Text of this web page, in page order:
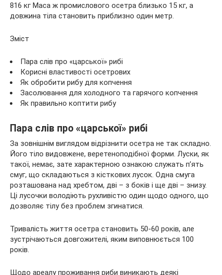
816 кг Маса ж промислового осетра близько 15 кг, а
довжина тіла становить приблизно один метр.
Зміст
Пара слів про «царської» рибі
Корисні властивості осетрових
Як обробити рибу для копчення
Засолювання для холодного та гарячого копчення
Як правильно коптити рибу
Пара слів про «царської» рибі
За зовнішнім виглядом відрізнити осетра не так складно.
Його тіло видовжене, веретеноподібної форми. Луски, як
такої, немає, зате характерною ознакою служать п’ять
смуг, що складаються з кісткових лусок. Одна смуга
розташована над хребтом, дві – з боків і ще дві – знизу.
Ці лусочки володіють рухливістю один щодо одного, що
дозволяє тілу без проблем згинатися.
Тривалість життя осетра становить 50-60 років, але
зустрічаються довгожителі, яким виповнюється 100
років.
Щодо ареалу проживання риби виникають деякі